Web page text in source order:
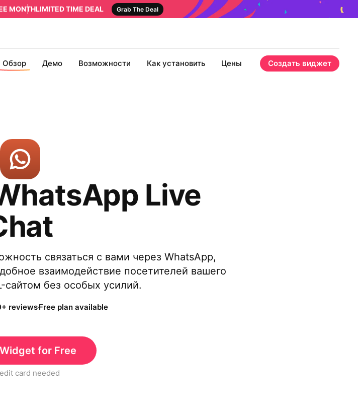
MONTHLIMITED TIME DEAL Grab The Deal
Обзор Демо Возможности Как установить Цены Создать виджет
Live
связаться с вами через WhatsApp,
взаимодействие посетителей вашего
сайтом без особых усилий.
reviewsFree plan available
for Free
card needed